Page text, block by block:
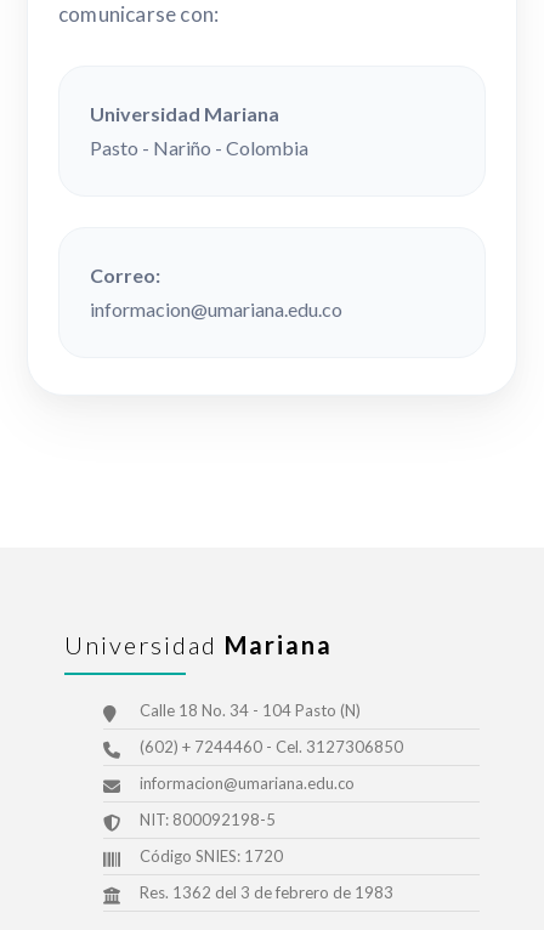
comunicarse con:
Universidad Mariana
Pasto - Nariño - Colombia
Correo:
informacion@umariana.edu.co
Universidad Mariana
Calle 18 No. 34 - 104 Pasto (N)
(602) + 7244460 - Cel. 3127306850
informacion@umariana.edu.co
NIT: 800092198-5
Código SNIES: 1720
Res. 1362 del 3 de febrero de 1983